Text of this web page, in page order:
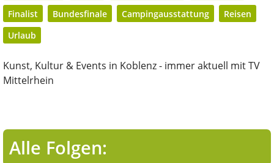
Finalist
Bundesfinale Campingausstattung
Reisen
Urlaub
Kunst, Kultur & Events in Koblenz - immer aktuell mit TV
Mittelrhein
Alle Folgen: